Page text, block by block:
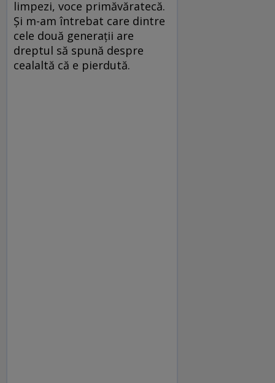
limpezi, voce primăvăratecă.
Şi m-am întrebat care dintre
cele două generaţii are
dreptul să spună despre
cealaltă că e pierdută.